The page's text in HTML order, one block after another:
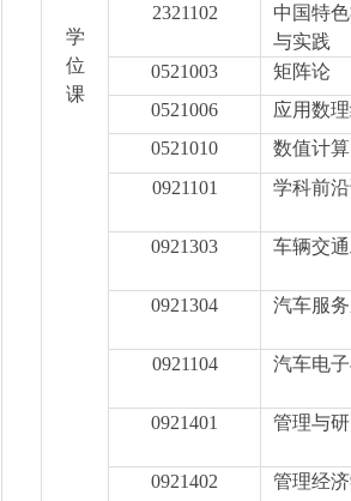
学
位
课
2321102
中国特
与实践
0521003
矩阵论
0521006
应用数
0521010
数值计算
0921101
学科前
0921303 车辆交
0921304 汽车服
0921104 汽车电
0921401 管理与
0921402 管理经